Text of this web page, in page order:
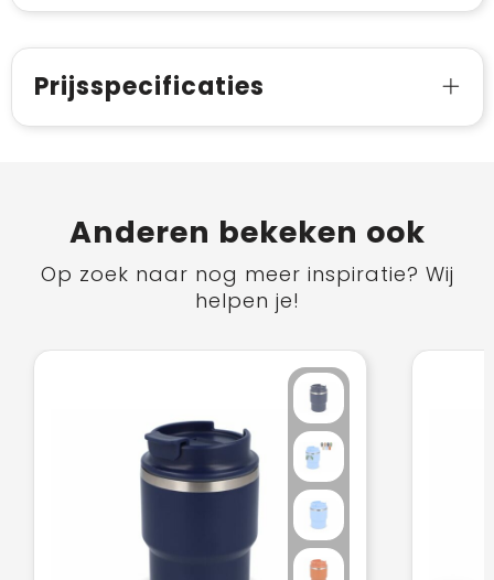
Prijsspecificaties
Anderen bekeken ook
Op zoek naar nog meer inspiratie? Wij
helpen je!